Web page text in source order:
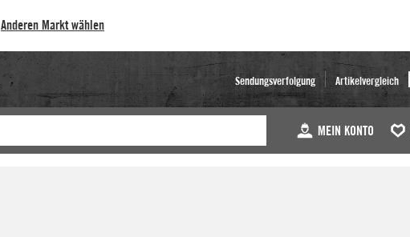
Anderen Markt wählen
Sendungsverfolgung Artikelvergleich
MEIN KONTO